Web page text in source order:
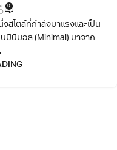
0
สไตล์ที่กำลังมาแรงและเป็น
มินิมอล (Minimal) มาจาก